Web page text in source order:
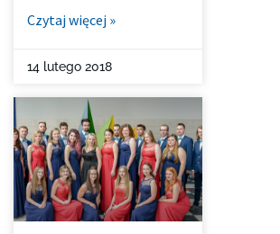
Czytaj więcej »
14 lutego 2018